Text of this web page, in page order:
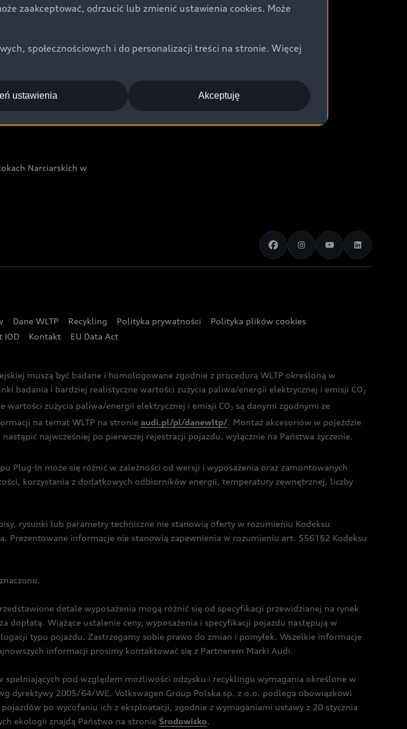
w Warszawie
Narciarskich w
Dane WLTP Recykling Polityka prywatności
Polityka plików cookies
IOD Kontakt EU Data Act
muszą być badane i homologowane zgodnie z procedurą WLTP określoną w
badania i bardziej realistyczne wartości zużycia paliwa/energii elektrycznej i emisji CO2
wartości zużycia paliwa/energii elektrycznej i emisji CO2 są danymi zgodnymi ze
na temat WLTP na stronie audi.pl/pl/danewltp/. Montaż akcesoriów w pojeździe
najwcześniej po pierwszej rejestracji pojazdu, wyłącznie na Państwa życzenie.
Plug-In może się różnić w zależności od wersji i wyposażenia oraz zamontowanych
korzystania z dodatkowych odbiorników energii, temperatury zewnętrznej, liczby
rysunki lub parametry techniczne nie stanowią oferty w rozumieniu Kodeksu
Prezentowane informacje nie stanowią zapewnienia w rozumieniu art. 5561§2 Kodeksu
detale wyposażenia mogą różnić się od specyfikacji przewidzianej na rynek
Wiążące ustalenie ceny, wyposażenia i specyfikacji pojazdu następują w
typu pojazdu. Zastrzegamy sobie prawo do zmian i pomyłek. Wszelkie informacje
informacji prosimy kontaktować się z Partnerem Marki Audi.
pod względem możliwości odzysku i recyklingu wymagania określone w
dyrektywy 2005/64/WE. Volkswagen Group Polska sp. z o.o. podlega obowiązkowi
po wycofaniu ich z eksploatacji, zgodnie z wymaganiami ustawy z 20 stycznia
ekologii znajdą Państwo na stronie Środowisko.
zaakceptować, odrzucić lub zmienić ustawienia cookies. Może
społecznościowych i do personalizacji treści na stronie. Więcej
Akceptuję
ustawienia